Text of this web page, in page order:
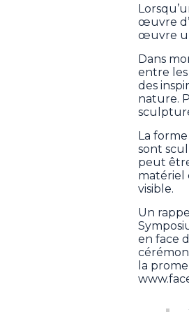
œuvre
œuvre
Dans
entre
des
nature.
La
sont
peut
matériel
visible.
Un
en face
la